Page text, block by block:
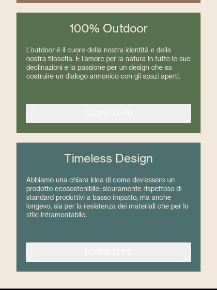
100% Outdoor
L’outdoor è il cuore della nostra identità e della
nostra filosofia. È l’amore per la natura in tutte le sue
declinazioni e la passione per un design che sa
costruire un dialogo armonico con gli spazi aperti.
Timeless Design
Abbiamo una chiara idea di come dev’essere un
prodotto ecosostenibile: sicuramente rispettoso di
standard produttivi a basso impatto, ma anche
longevo, sia per la resistenza dei materiali che per lo
stile intramontabile.